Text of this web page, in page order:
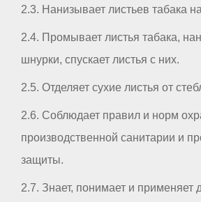
2.3. Нанизывает листьев табака
2.4. Промывает листья табака,
шнурки, спускает листья с них.
2.5. Отделяет сухие листья от
2.6. Соблюдает правил и норм
производственной санитарии и
защиты.
2.7. Знает, понимает и применяет